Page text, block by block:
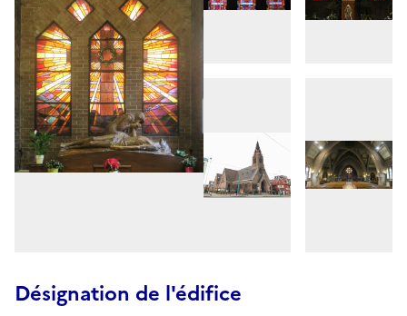
Désignation de l'édifice